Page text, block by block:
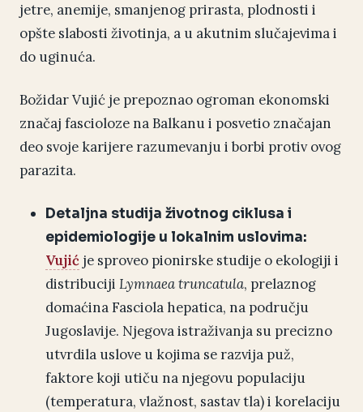
jetre, anemije, smanjenog prirasta, plodnosti i
opšte slabosti životinja, a u akutnim slučajevima i
do uginuća.
Božidar Vujić je prepoznao ogroman ekonomski
značaj fascioloze na Balkanu i posvetio značajan
deo svoje karijere razumevanju i borbi protiv ovog
parazita.
Detaljna studija životnog ciklusa i
epidemiologije u lokalnim uslovima:
Vujić je sproveo pionirske studije o ekologiji i
distribuciji Lymnaea truncatula, prelaznog
domaćina Fasciola hepatica, na području
Jugoslavije. Njegova istraživanja su precizno
utvrdila uslove u kojima se razvija puž,
faktore koji utiču na njegovu populaciju
(temperatura, vlažnost, sastav tla) i korelaciju